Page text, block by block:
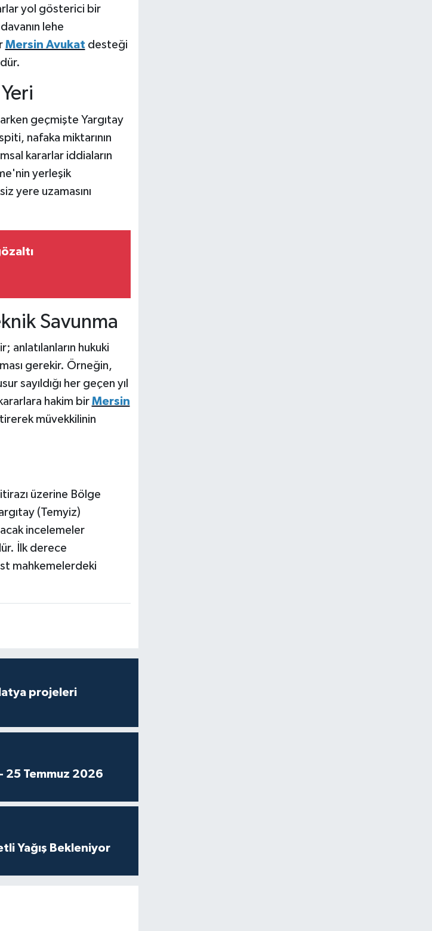
yol gösterici bir
lehe
Mersin Avukat desteği
geçmişte Yargıtay
nafaka miktarının
kararlar iddiaların
yerleşik
yere uzamasını
Savunma
anlatılanların hukuki
gerekir. Örneğin,
sayıldığı her geçen yıl
hakim bir Mersin
müvekkilinin
üzerine Bölge
(Temyiz)
incelemeler
İlk derece
mahkemelerdeki
projeleri
25 Temmuz 2026
Yağış Bekleniyor